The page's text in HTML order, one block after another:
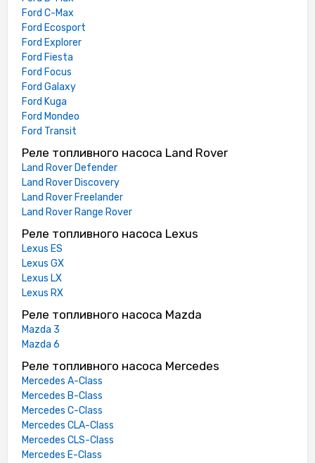
Ford C-Max
Ford Ecosport
Ford Explorer
Ford Fiesta
Ford Focus
Ford Galaxy
Ford Kuga
Ford Mondeo
Ford Transit
Реле топливного насоса Land Rover
Land Rover Defender
Land Rover Discovery
Land Rover Freelander
Land Rover Range Rover
Реле топливного насоса Lexus
Lexus ES
Lexus GX
Lexus LX
Lexus RX
Реле топливного насоса Mazda
Mazda 3
Mazda 6
Реле топливного насоса Mercedes
Mercedes A-Class
Mercedes B-Class
Mercedes C-Class
Mercedes CLA-Class
Mercedes CLS-Class
Mercedes E-Class